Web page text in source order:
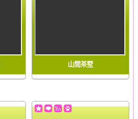
山間茶墅